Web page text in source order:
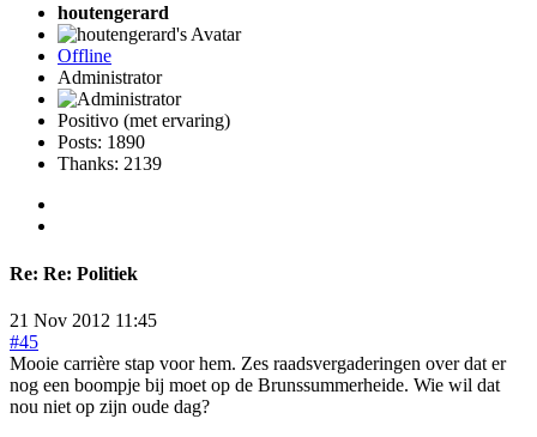
houtengerard
Offline
Administrator
Positivo (met ervaring)
Posts: 1890
Thanks: 2139
Re: Re: Politiek
21 Nov 2012 11:45
#45
Mooie carrière stap voor hem. Zes raadsvergaderingen over dat er
nog een boompje bij moet op de Brunssummerheide. Wie wil dat
nou niet op zijn oude dag?